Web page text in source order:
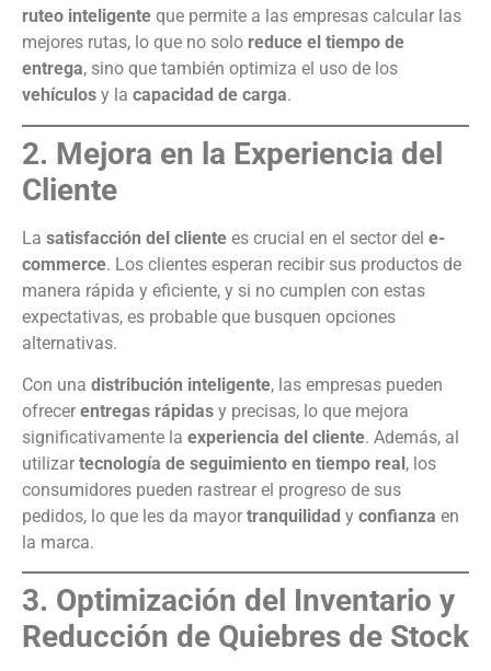
ruteo inteligente que permite a las empresas calcular las
mejores rutas, lo que no solo reduce el tiempo de
entrega, sino que también optimiza el uso de los
vehículos y la capacidad de carga.
2. Mejora en la Experiencia del
Cliente
La satisfacción del cliente es crucial en el sector del e-
commerce. Los clientes esperan recibir sus productos de
manera rápida y eficiente, y si no cumplen con estas
expectativas, es probable que busquen opciones
alternativas.
Con una distribución inteligente, las empresas pueden
ofrecer entregas rápidas y precisas, lo que mejora
significativamente la experiencia del cliente. Además, al
utilizar tecnología de seguimiento en tiempo real, los
consumidores pueden rastrear el progreso de sus
pedidos, lo que les da mayor tranquilidad y confianza en
la marca.
3. Optimización del Inventario y
Reducción de Quiebres de Stock